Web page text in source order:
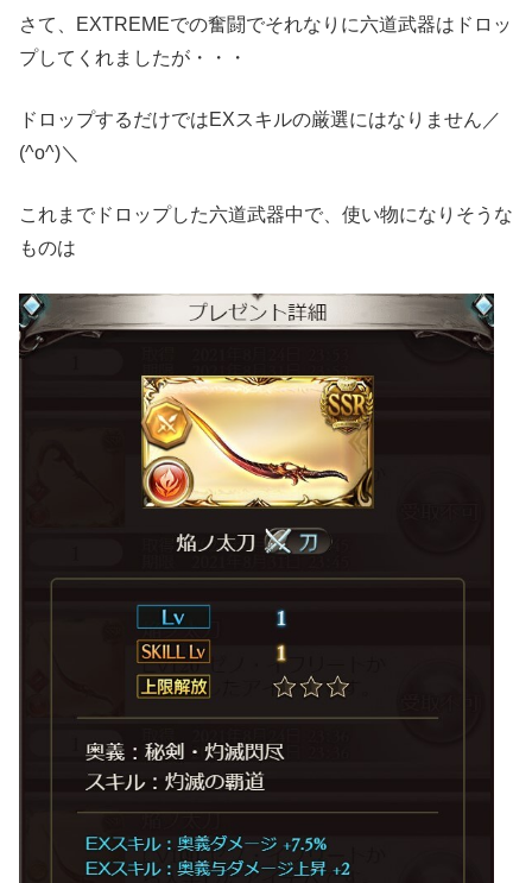
さて、EXTREMEでの奮闘でそれなりに六道武器はドロッ
プしてくれましたが・・・
ドロップするだけではEXスキルの厳選にはなりません／
(^o^)＼
これまでドロップした六道武器中で、使い物になりそうな
ものは